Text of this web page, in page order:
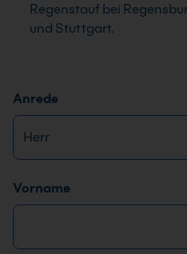
Regenstauf bei
und Stuttgart.
Anrede
Name*
Vorname